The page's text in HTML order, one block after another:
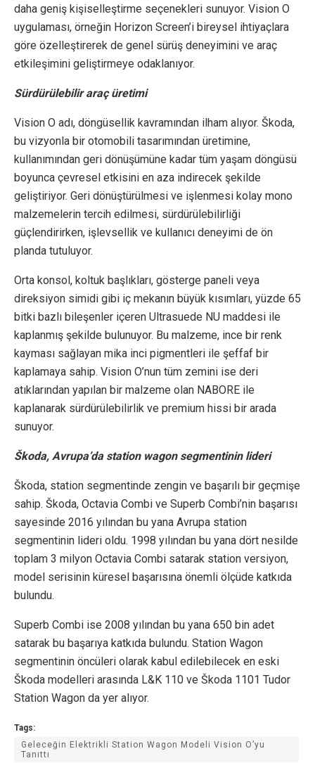
daha geniş kişiselleştirme seçenekleri sunuyor. Vision O
uygulaması, örneğin Horizon Screen’i bireysel ihtiyaçlara
göre özelleştirerek de genel sürüş deneyimini ve araç
etkileşimini geliştirmeye odaklanıyor.
Sürdürülebilir araç üretimi
Vision O adı, döngüsellik kavramından ilham alıyor. Škoda,
bu vizyonla bir otomobili tasarımından üretimine,
kullanımından geri dönüşümüne kadar tüm yaşam döngüsü
boyunca çevresel etkisini en aza indirecek şekilde
geliştiriyor. Geri dönüştürülmesi ve işlenmesi kolay mono
malzemelerin tercih edilmesi, sürdürülebilirliği
güçlendirirken, işlevsellik ve kullanıcı deneyimi de ön
planda tutuluyor.
Orta konsol, koltuk başlıkları, gösterge paneli veya
direksiyon simidi gibi iç mekanın büyük kısımları, yüzde 65
bitki bazlı bileşenler içeren Ultrasuede NU maddesi ile
kaplanmış şekilde bulunuyor. Bu malzeme, ince bir renk
kayması sağlayan mika inci pigmentleri ile şeffaf bir
kaplamaya sahip. Vision O’nun tüm zemini ise deri
atıklarından yapılan bir malzeme olan NABORE ile
kaplanarak sürdürülebilirlik ve premium hissi bir arada
sunuyor.
Škoda, Avrupa’da station wagon segmentinin lideri
Škoda, station segmentinde zengin ve başarılı bir geçmişe
sahip. Škoda, Octavia Combi ve Superb Combi’nin başarısı
sayesinde 2016 yılından bu yana Avrupa station
segmentinin lideri oldu. 1998 yılından bu yana dört nesilde
toplam 3 milyon Octavia Combi satarak station versiyon,
model serisinin küresel başarısına önemli ölçüde katkıda
bulundu.
Superb Combi ise 2008 yılından bu yana 650 bin adet
satarak bu başarıya katkıda bulundu. Station Wagon
segmentinin öncüleri olarak kabul edilebilecek en eski
Škoda modelleri arasında L&K 110 ve Škoda 1101 Tudor
Station Wagon da yer alıyor.
Tags:
Geleceğin Elektrikli Station Wagon Modeli Vision O’yu
Tanıttı